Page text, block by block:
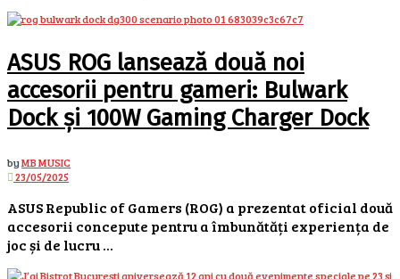
ASUS ROG lansează două noi
accesorii pentru gameri: Bulwark
Dock și 100W Gaming Charger Dock
byMB MUSIC
23/05/2025
ASUS Republic of Gamers (ROG) a prezentat oficial două
accesorii concepute pentru a îmbunătăți experiența de
joc și de lucru ...